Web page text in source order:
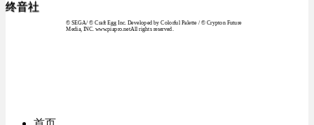
终音社
© SEGA / © Craft Egg Inc. Developed by Colorful Palette / © Crypton Future
Media, INC. www.piapro.netAll rights reserved.